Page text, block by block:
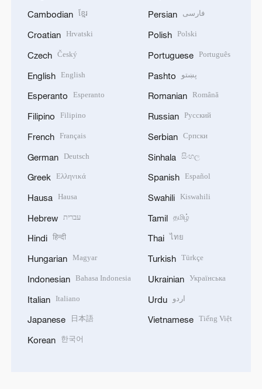
Cambodian ខ្មែរ
Croatian Hrvatski
Czech Český
English English
Esperanto Esperanto
Filipino Filipino
French Français
German Deutsch
Greek Ελληνικά
Hausa Hausa
Hebrew עברית
Hindi हिन्दी
Hungarian Magyar
Indonesian Bahasa Indonesia
Italian Italiano
Japanese 日本語
Korean 한국어
Persian فارسی
Polish Polski
Portuguese Português
Pashto پښتو
Romanian Română
Russian Русский
Serbian Српски
Sinhala සිංහල
Spanish Español
Swahili Kiswahili
Tamil தமிழ்
Thai ไทย
Turkish Türkçe
Ukrainian Українська
Urdu اردو
Vietnamese Tiếng Việt